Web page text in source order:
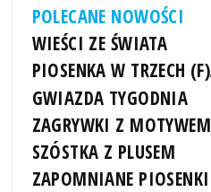
POLECANE NOWOŚCI
WIEŚCI ZE ŚWIATA
PIOSENKA W TRZECH
GWIAZDA TYGODNIA
ZAGRYWKI Z MOTYWEM
SZÓSTKA Z PLUSEM
ZAPOMNIANE PIOSENKI